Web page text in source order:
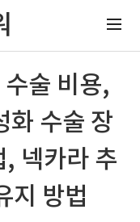
술 비용,
화 수술 장
넥카라 추
지 방법